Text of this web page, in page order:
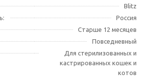
Blitz
Россия
Старше 12 месяцев
Повседневный
Для стерилизованных и
кастрированных кошек и
котов